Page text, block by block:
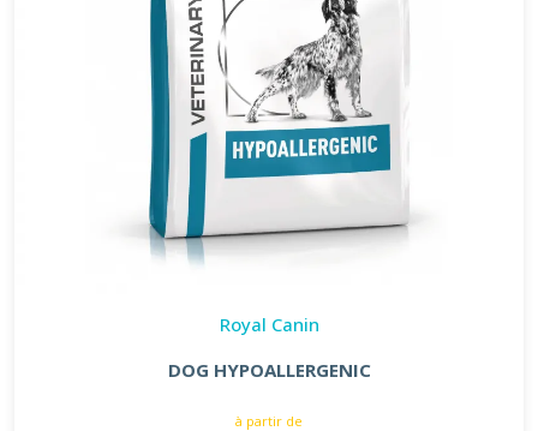
Royal Canin
DOG HYPOALLERGENIC
à partir de